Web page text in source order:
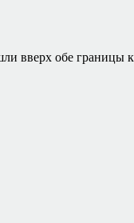
вверх обе границы